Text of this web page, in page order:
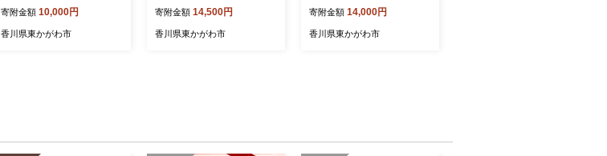
くだもの 果実 旬の果物 旬
のフルーツ 香川 香川県 東
寄附金額 10,000円
香川県東かがわ市
ルーツ 果物 くだもの 果実
旬の果物 旬のフルーツ 贈答
寄附金額 14,500円
香川県東かがわ市
ルーツ 果物 くだもの 果実
旬の果物 旬のフルーツ 贈答
寄附金額 14,000円
香川県東かがわ市